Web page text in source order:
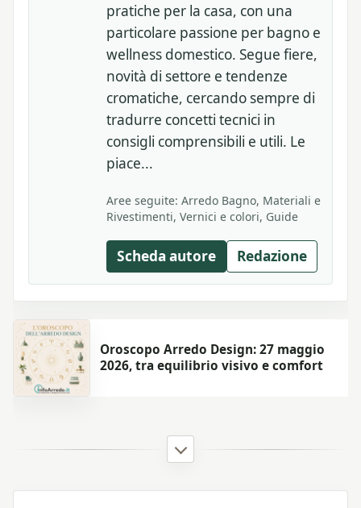
pratiche per la casa, con una
particolare passione per bagno e
wellness domestico. Segue fiere,
novità di settore e tendenze
cromatiche, cercando sempre di
tradurre concetti tecnici in
consigli comprensibili e utili. Le
piace...
Aree seguite: Arredo Bagno, Materiali e
Rivestimenti, Vernici e colori, Guide
Scheda autore Redazione
Oroscopo Arredo Design: 27 maggio
2026, tra equilibrio visivo e comfort